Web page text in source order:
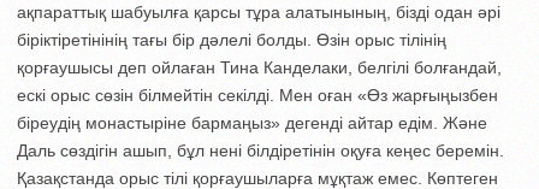
ақпараттық ша­буыл­ға қарсы тұра алатынының, бізді одан әрі
біріктіретінінің тағы бір дәлелі болды. Өзін орыс тілінің
қорғаушысы деп ойлаған Тина Канделаки, белгілі болғандай,
ескі орыс сөзін білмейтін секілді. Мен оған «Өз жарғыңызбен
біреудің монастыріне бармаңыз» дегенді айтар едім. Және
Даль сөздігін ашып, бұл нені білдіретінін оқуға кеңес беремін.
Қазақстанда орыс тілі қорғаушыларға мұқтаж емес. Көптеген